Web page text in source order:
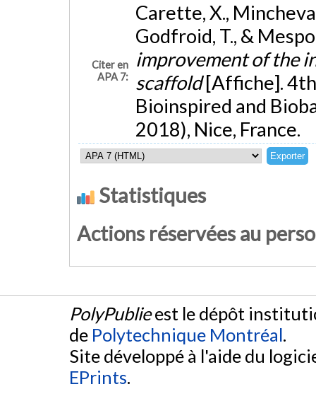
Citer en
APA 7:
Carette, X.,
Godfroid, T., &
improvement of the
scaffold[Affiche].
Bioinspired and
2018), Nice, France.
Statistiques
Actions réservées au
PolyPublieest le dépôt
de Polytechnique Montréal.
Site développé à l'aide du
EPrints.